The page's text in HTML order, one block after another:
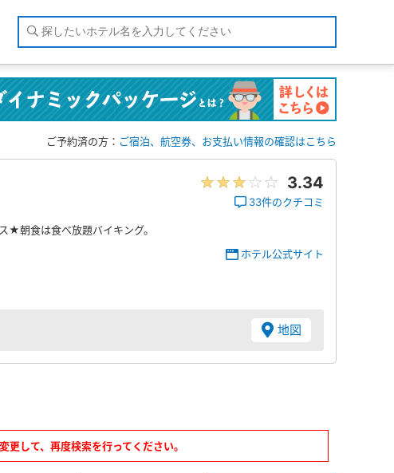
ご予約済の方： ご宿泊、航空券、お支払い情報の確認はこちら
3.34
33件のクチコミ
朝食は食べ放題バイキング。
ホテル公式サイト
地図
して、再度検索を行ってください。